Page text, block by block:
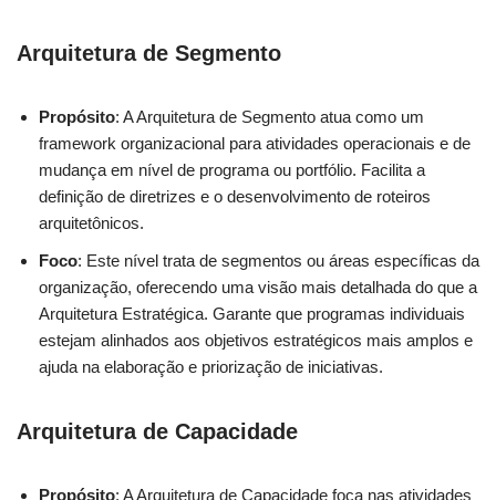
Arquitetura de Segmento
Propósito: A Arquitetura de Segmento atua como um
framework organizacional para atividades operacionais e de
mudança em nível de programa ou portfólio. Facilita a
definição de diretrizes e o desenvolvimento de roteiros
arquitetônicos.
Foco: Este nível trata de segmentos ou áreas específicas da
organização, oferecendo uma visão mais detalhada do que a
Arquitetura Estratégica. Garante que programas individuais
estejam alinhados aos objetivos estratégicos mais amplos e
ajuda na elaboração e priorização de iniciativas.
Arquitetura de Capacidade
Propósito: A Arquitetura de Capacidade foca nas atividades